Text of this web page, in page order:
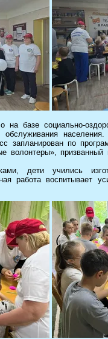
базе социально-
обслуживания
запланирован по
волонтеры»,
дети учились
работа воспитывает